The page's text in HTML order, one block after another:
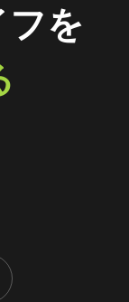
フを